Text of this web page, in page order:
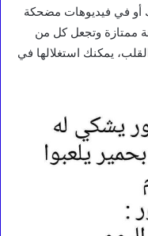
أو في فيديوهات مضحكة
ممتازة وتجعل كل من
يمكنك استغلالها في